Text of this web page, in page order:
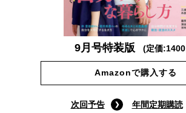
9月号特装版 (定価
Amazonで購入する
次回予告
年間定期購読